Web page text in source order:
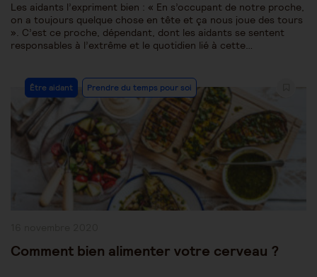
Les aidants l’expriment bien : « En s’occupant de notre proche,
on a toujours quelque chose en tête et ça nous joue des tours
». C’est ce proche, dépendant, dont les aidants se sentent
responsables à l’extrême et le quotidien lié à cette…
Post
Category:
Être aidant Prendre du temps pour soi
Comment bien alimenter votre cerveau ?